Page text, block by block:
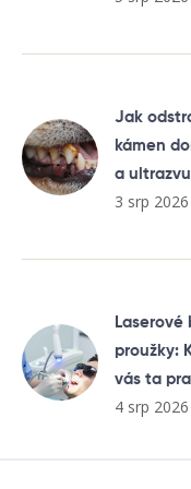
Jak
kámen
a
3 srp 2026
proužky:
vás ta
4 srp 2026